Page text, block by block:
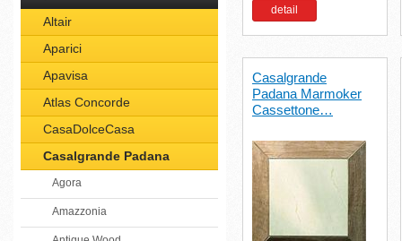
Altair
Aparici
Apavisa
Atlas Concorde
CasaDolceCasa
Casalgrande Padana
Agora
Amazzonia
detail
Casalgrande
Padana Marmoker
Cassettone…